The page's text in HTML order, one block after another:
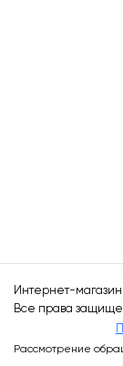
Интернет-магазин
Все права
Рассмотрение